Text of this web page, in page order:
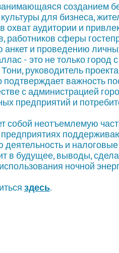
созданием
для бизнеса,
охват аудитории и
работников сферы
анкет и проведению
- это не только город
руководитель
важность
с администрацией
предприятий и
собой неотъемлемую
и
в будущее, выводы,
ночной
здесь.